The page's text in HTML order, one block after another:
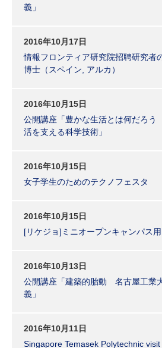
義」
2016年10月17日
情報フロンティア研究院招聘研究
博士（スペイン, アルカ）
2016年10月15日
公開講座「豊かな生活とは何だろ
活を支える科学技術」
2016年10月15日
女子学生のためのテクノフェスタ
2016年10月15日
[リケジョ]ミニオープンキャンパス
2016年10月13日
公開講座「建築的胎動 名古屋工業
義」
2016年10月11日
Singapore Temasek Polytechnic